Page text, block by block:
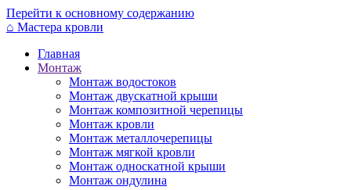
Перейти к основному содержанию
⌂ Мастера кровли
Главная
Монтаж
Монтаж водостоков
Монтаж двускатной крыши
Монтаж композитной черепицы
Монтаж кровли
Монтаж металлочерепицы
Монтаж мягкой кровли
Монтаж односкатной крыши
Монтаж ондулина